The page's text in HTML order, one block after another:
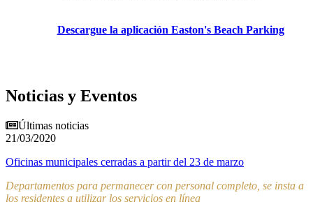
Descargue la aplicación Easton's Beach Parking
Noticias y Eventos
Últimas noticias
21/03/2020
Oficinas municipales cerradas a partir del 23 de marzo
Departamentos para permanecer con personal completo, se insta a
los residentes a utilizar los servicios en línea